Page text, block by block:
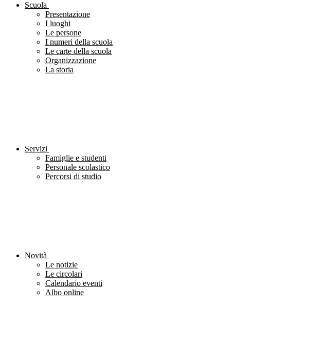
Scuola
Presentazione
I luoghi
Le persone
I numeri della scuola
Le carte della scuola
Organizzazione
La storia
Servizi
Famiglie e studenti
Personale scolastico
Percorsi di studio
Novità
Le notizie
Le circolari
Calendario eventi
Albo online